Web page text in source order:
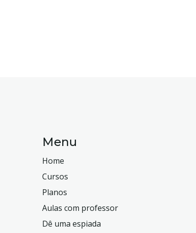
Menu
Home
Cursos
Planos
Aulas com professor
Dê uma espiada